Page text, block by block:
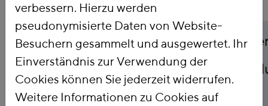
Titel
Be- und Entlastung
Industriestrompreise
die Energiewende
verbessern. Hierzu werden
pseudonymisierte Daten von Website-
Besuchern gesammelt und ausgewertet. Ihr
Einverständnis zur Verwendung der
Cookies können Sie jederzeit widerrufen.
Weitere Informationen zu Cookies auf